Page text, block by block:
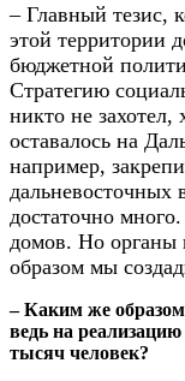
– Главный тезис,
этой территории
бюджетной
Стратегию
никто не
оставалось на
например,
дальневосточных
достаточно
домов. Но органы
образом мы
– Каким же
ведь на реализацию
тысяч человек?